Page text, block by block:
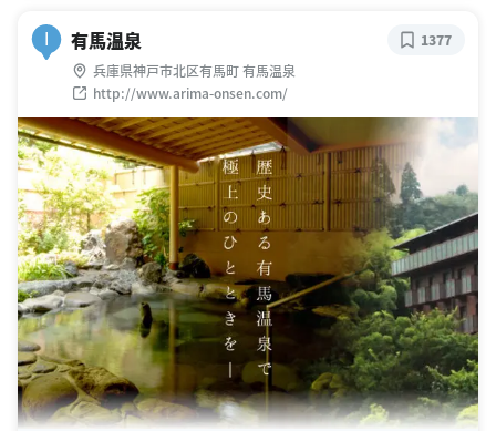
I 有馬温泉
兵庫県神戸市北区有馬町 有馬温泉
http://www.arima-onsen.com/
1377